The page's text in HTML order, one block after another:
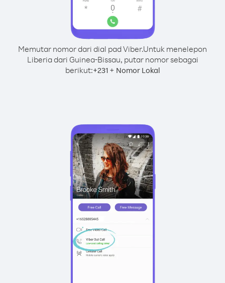
Memutar nomor dari dial pad Viber.Untuk menelepon
Liberia dari Guinea-Bissau, putar nomor sebagai
berikut:+231+ Nomor Lokal